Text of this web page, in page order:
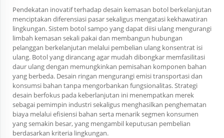
Pendekatan inovatif terhadap desain kemasan botol berkelanjutan
menciptakan diferensiasi pasar sekaligus mengatasi kekhawatiran
lingkungan. Sistem botol sampo yang dapat diisi ulang mengurangi
limbah kemasan sekali pakai dan membangun hubungan
pelanggan berkelanjutan melalui pembelian ulang konsentrat isi
ulang. Botol yang dirancang agar mudah dibongkar memfasilitasi
daur ulang dengan memungkinkan pemisahan komponen bahan
yang berbeda. Desain ringan mengurangi emisi transportasi dan
konsumsi bahan tanpa mengorbankan fungsionalitas. Strategi
desain berfokus pada keberlanjutan ini menempatkan merek
sebagai pemimpin industri sekaligus menghasilkan penghematan
biaya melalui efisiensi bahan serta menarik segmen konsumen
yang semakin besar, yang mengambil keputusan pembelian
berdasarkan kriteria lingkungan.